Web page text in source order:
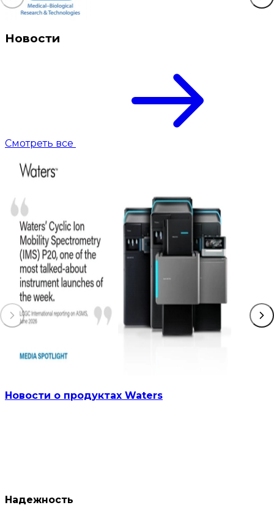
Новости
Смотреть все
Новости о продуктах Waters
Надежность